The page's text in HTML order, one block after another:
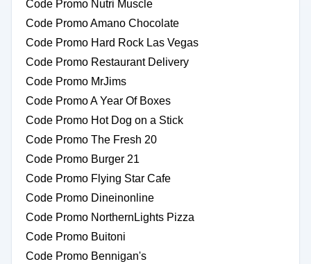
Code Promo Nutri Muscle
Code Promo Amano Chocolate
Code Promo Hard Rock Las Vegas
Code Promo Restaurant Delivery
Code Promo MrJims
Code Promo A Year Of Boxes
Code Promo Hot Dog on a Stick
Code Promo The Fresh 20
Code Promo Burger 21
Code Promo Flying Star Cafe
Code Promo Dineinonline
Code Promo NorthernLights Pizza
Code Promo Buitoni
Code Promo Bennigan's